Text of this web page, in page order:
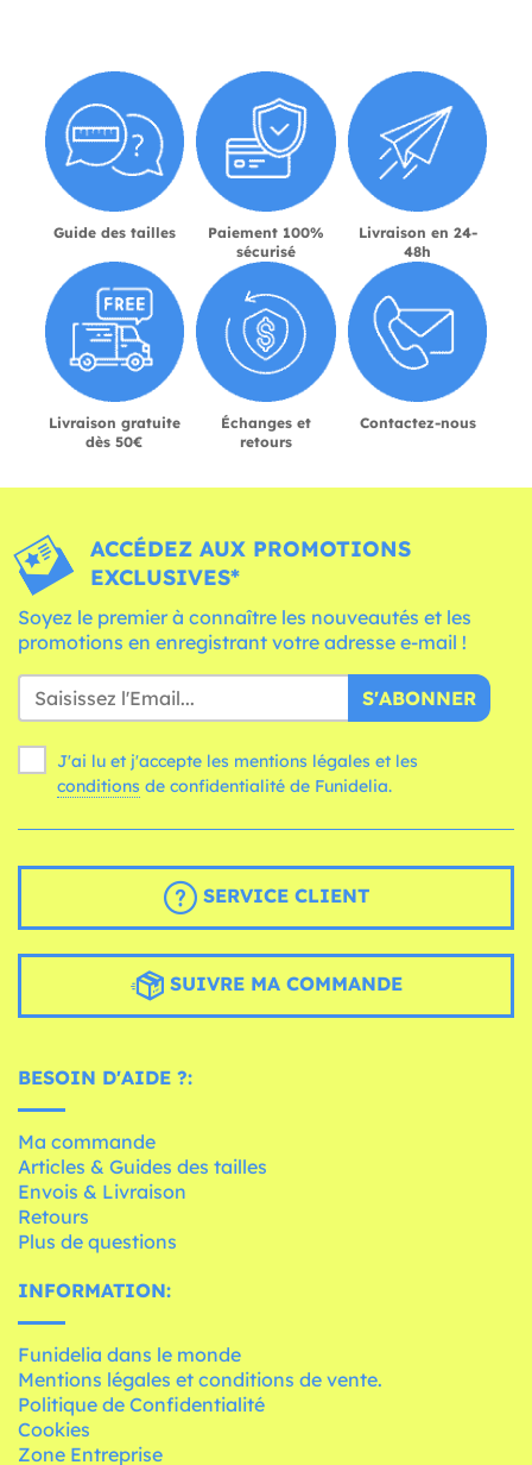
Guide des tailles
Paiement 100%
sécurisé
Livraison en 24-
48h
Livraison gratuite
dès 50€
Échanges et
retours
Contactez-nous
ACCÉDEZ AUX PROMOTIONS
EXCLUSIVES*
Soyez le premier à connaître les nouveautés et les
promotions en enregistrant votre adresse e-mail !
S'ABONNER
J'ai lu et j'accepte les mentions légales et les
conditions de confidentialité de Funidelia.
SERVICE CLIENT
SUIVRE MA COMMANDE
BESOIN D'AIDE ?:
Ma commande
Articles & Guides des tailles
Envois & Livraison
Retours
Plus de questions
INFORMATION:
Funidelia dans le monde
Mentions légales et conditions de vente.
Politique de Confidentialité
Cookies
Zone Entreprise